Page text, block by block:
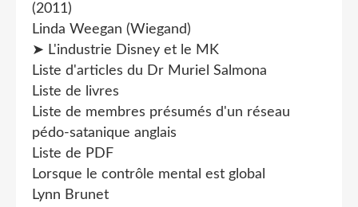
(2011)
Linda Weegan (Wiegand)
➤ L'industrie Disney et le MK
Liste d'articles du Dr Muriel Salmona
Liste de livres
Liste de membres présumés d'un réseau
pédo-satanique anglais
Liste de PDF
Lorsque le contrôle mental est global
Lynn Brunet